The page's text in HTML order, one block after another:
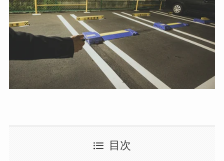
目次